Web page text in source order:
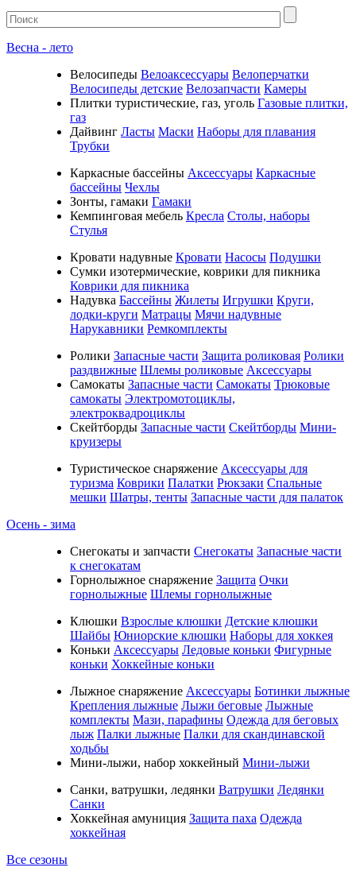
Весна - лето
Велосипеды Велоаксессуары Велоперчатки
Велосипеды детские Велозапчасти Камеры
Плитки туристические, газ, уголь Газовые плитки,
газ
Дайвинг Ласты Маски Наборы для плавания
Трубки
Каркасные бассейны Аксессуары Каркасные
бассейны Чехлы
Зонты, гамаки Гамаки
Кемпинговая мебель Кресла Столы, наборы
Стулья
Кровати надувные Кровати Насосы Подушки
Cумки изотермические, коврики для пикника
Коврики для пикника
Надувка Бассейны Жилеты Игрушки Круги,
лодки-круги Матрацы Мячи надувные
Нарукавники Ремкомплекты
Ролики Запасные части Защита роликовая Ролики
раздвижные Шлемы роликовые Аксессуары
Самокаты Запасные части Самокаты Трюковые
самокаты Электромотоциклы,
электроквадроциклы
Скейтборды Запасные части Скейтборды Мини-
круизеры
Туристическое снаряжение Аксессуары для
туризма Коврики Палатки Рюкзаки Спальные
мешки Шатры, тенты Запасные части для палаток
Осень - зима
Cнегокаты и запчасти Снегокаты Запасные части
к снегокатам
Горнолыжное снаряжение Защита Очки
горнолыжные Шлемы горнолыжные
Клюшки Взрослые клюшки Детские клюшки
Шайбы Юниорские клюшки Наборы для хоккея
Коньки Аксессуары Ледовые коньки Фигурные
коньки Хоккейные коньки
Лыжное снаряжение Аксессуары Ботинки лыжные
Крепления лыжные Лыжи беговые Лыжные
комплекты Мази, парафины Одежда для беговых
лыж Палки лыжные Палки для скандинавской
ходьбы
Мини-лыжи, набор хоккейный Мини-лыжи
Санки, ватрушки, ледянки Ватрушки Ледянки
Санки
Хоккейная амуниция Защита паха Одежда
хоккейная
Все сезоны